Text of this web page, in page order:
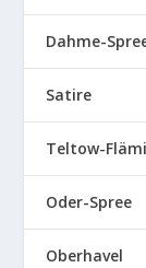
Dahme-
Satire
Teltow-
Oder-Spree
Oberhavel